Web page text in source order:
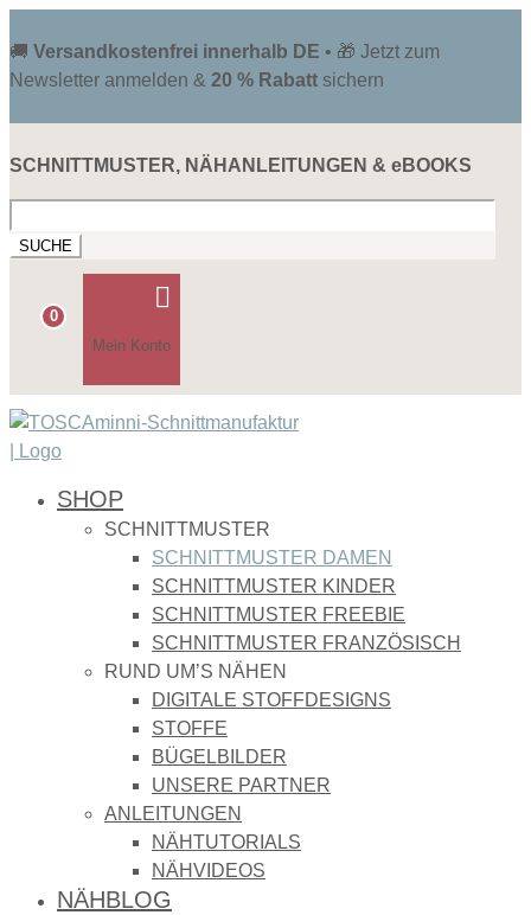
🚚 Versandkostenfrei innerhalb DE • 🎁 Jetzt zum
Newsletter anmelden & 20 % Rabatt sichern
SCHNITTMUSTER, NÄHANLEITUNGEN & eBOOKS
nach:
0

Mein Konto
SHOP
SCHNITTMUSTER
SCHNITTMUSTER DAMEN
SCHNITTMUSTER KINDER
SCHNITTMUSTER FREEBIE
SCHNITTMUSTER FRANZÖSISCH
RUND UM’S NÄHEN
DIGITALE STOFFDESIGNS​
STOFFE
BÜGELBILDER
UNSERE PARTNER
ANLEITUNGEN
NÄHTUTORIALS
NÄHVIDEOS
NÄHBLOG